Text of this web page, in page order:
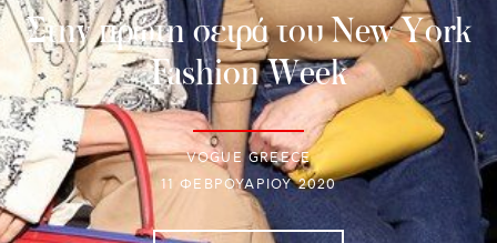
Στην πρώτη σειρά του New York
Fashion Week
VOGUE GREECE
11 ΦΕΒΡΟΥΑΡΊΟΥ 2020